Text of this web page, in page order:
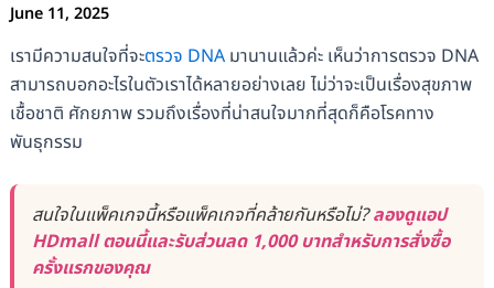
June 11, 2025
เรามีความสนใจที่จะตรวจ DNAมานานแล้วค่ะ เห็นว่าการตรวจ DNA
สามารถบอกอะไรในตัวเราได้หลายอย่างเลย ไม่ว่าจะเป็นเรื่องสุขภาพ
เชื้อชาติ ศักยภาพ รวมถึงเรื่องที่น่าสนใจมากที่สุดก็คือโรคทาง
พันธุกรรม
สนใจในแพ็คเกจนี้หรือแพ็คเกจที่คล้ายกันหรือไม่?ลองดูแอป
HDmall ตอนนี้และรับส่วนลด 1,000 บาทสำหรับการสั่งซื้อ
ครั้งแรกของคุณ